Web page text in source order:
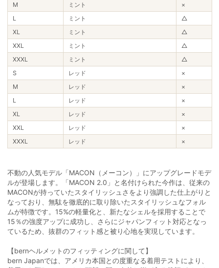
M
ミント
×
L
ミント
△
XL
ミント
△
XXL
ミント
△
XXXL
ミント
△
S
レッド
×
M
レッド
×
L
レッド
×
XL
レッド
×
XXL
レッド
×
XXXL
レッド ×
不動の人気モデル「MACON（メーコン）」にアップグレードモデ
ルが登場します。「MACON 2.0」と名付けられた今作は、従来の
MACONが持っていたスタイリッシュさをより強調した仕上がりと
なっており、無駄を徹底的に取り除いたスタイリッシュなフォル
ムが特徴です。15%の軽量化と、新たなシェルを採用することで
15％の強度アップに成功し、さらにジャパンフィット対応となっ
ているため、抜群のフィット感と被り心地を実現しています。
【bernヘルメットのフィッティングに関して】
bern Japanでは、アメリカ本国との度重なる着用テストにより、